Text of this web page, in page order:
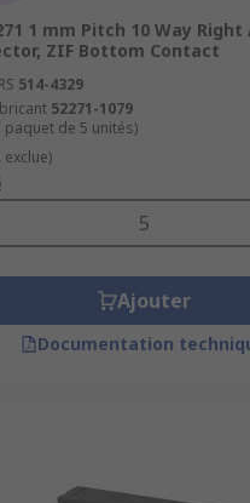
1 mm Pitch 10 Way Right
ZIF Bottom Contact
514-4329
52271-1079
paquet de 5 unités)
exclue)
Ajouter
Documentation